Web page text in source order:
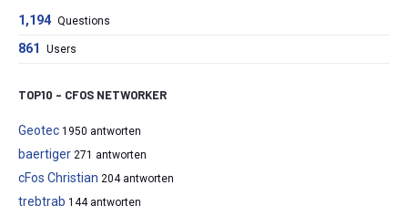
1,194 Questions
861 Users
TOP10 – CFOS NETWORKER
Geotec 1950 antworten
baertiger 271 antworten
cFos Christian 204 antworten
trebtrab 144 antworten